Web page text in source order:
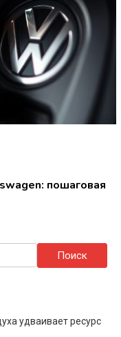
пошаговая
Найти:
удваивает ресурс